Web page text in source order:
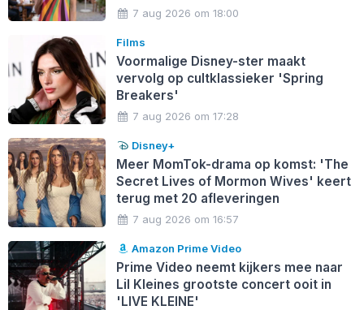
7 aug 2026 om 18:00
Films
Voormalige Disney-ster maakt
vervolg op cultklassieker 'Spring
Breakers'
7 aug 2026 om 17:28
Disney+
Meer MomTok-drama op komst: 'The
Secret Lives of Mormon Wives' keert
terug met 20 afleveringen
7 aug 2026 om 16:57
Amazon Prime Video
Prime Video neemt kijkers mee naar
Lil Kleines grootste concert ooit in
'LIVE KLEINE'